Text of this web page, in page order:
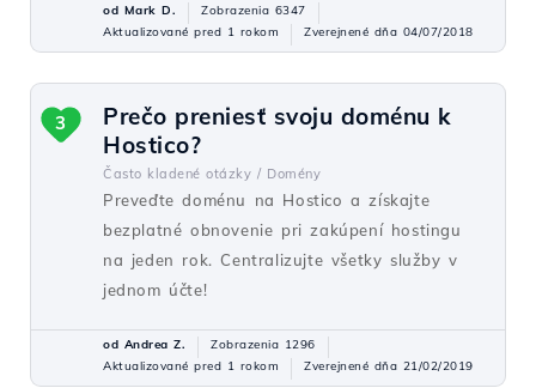
od Mark D.
Zobrazenia 6347
Aktualizované pred 1 rokom
Zverejnené dňa 04/07/2018
Prečo preniesť svoju doménu k
Hostico?
Často kladené otázky / Domény
Preveďte doménu na Hostico a získajte
bezplatné obnovenie pri zakúpení hostingu
na jeden rok. Centralizujte všetky služby v
jednom účte!
3
od Andrea Z.
Zobrazenia 1296
Aktualizované pred 1 rokom
Zverejnené dňa 21/02/2019